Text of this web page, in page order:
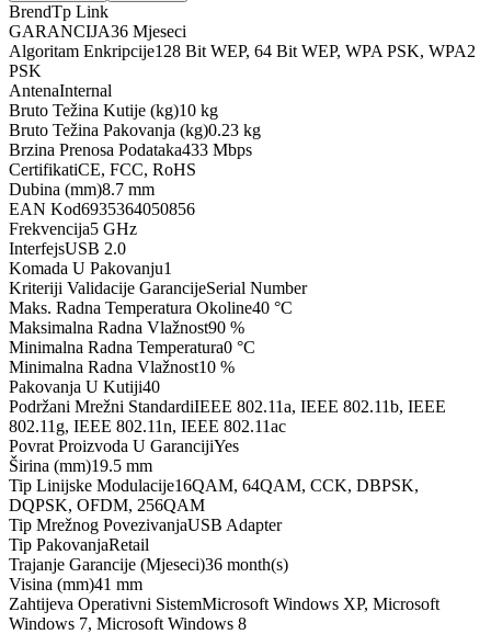
BrendTp Link
GARANCIJA36 Mjeseci
Algoritam Enkripcije128 Bit WEP, 64 Bit WEP, WPA PSK, WPA2
PSK
AntenaInternal
Bruto Težina Kutije (kg)10 kg
Bruto Težina Pakovanja (kg)0.23 kg
Brzina Prenosa Podataka433 Mbps
CertifikatiCE, FCC, RoHS
Dubina (mm)8.7 mm
EAN Kod6935364050856
Frekvencija5 GHz
InterfejsUSB 2.0
Komada U Pakovanju1
Kriteriji Validacije GarancijeSerial Number
Maks. Radna Temperatura Okoline40 °C
Maksimalna Radna Vlažnost90 %
Minimalna Radna Temperatura0 °C
Minimalna Radna Vlažnost10 %
Pakovanja U Kutiji40
Podržani Mrežni StandardiIEEE 802.11a, IEEE 802.11b, IEEE
802.11g, IEEE 802.11n, IEEE 802.11ac
Povrat Proizvoda U GarancijiYes
Širina (mm)19.5 mm
Tip Linijske Modulacije16QAM, 64QAM, CCK, DBPSK,
DQPSK, OFDM, 256QAM
Tip Mrežnog PovezivanjaUSB Adapter
Tip PakovanjaRetail
Trajanje Garancije (Mjeseci)36 month(s)
Visina (mm)41 mm
Zahtijeva Operativni SistemMicrosoft Windows XP, Microsoft
Windows 7, Microsoft Windows 8